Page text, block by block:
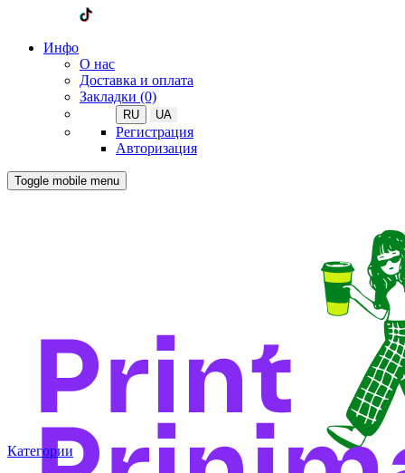
Инфо
О нас
Доставка и оплата
Закладки (0)
RU UA
Регистрация
Авторизация
Toggle mobile menu
Категории